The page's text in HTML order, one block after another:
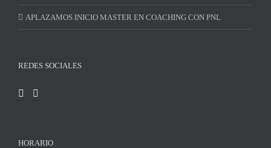
APLAZAMOS INICIO MASTER EN COACHING CON PNL
REDES SOCIALES
HORARIO